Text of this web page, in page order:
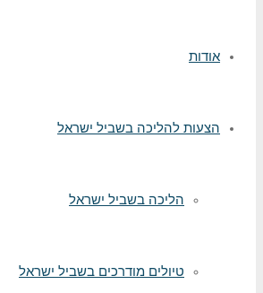
אודות
הצעות להליכה בשביל ישראל
הליכה בשביל ישראל
טיולים מודרכים בשביל ישראל